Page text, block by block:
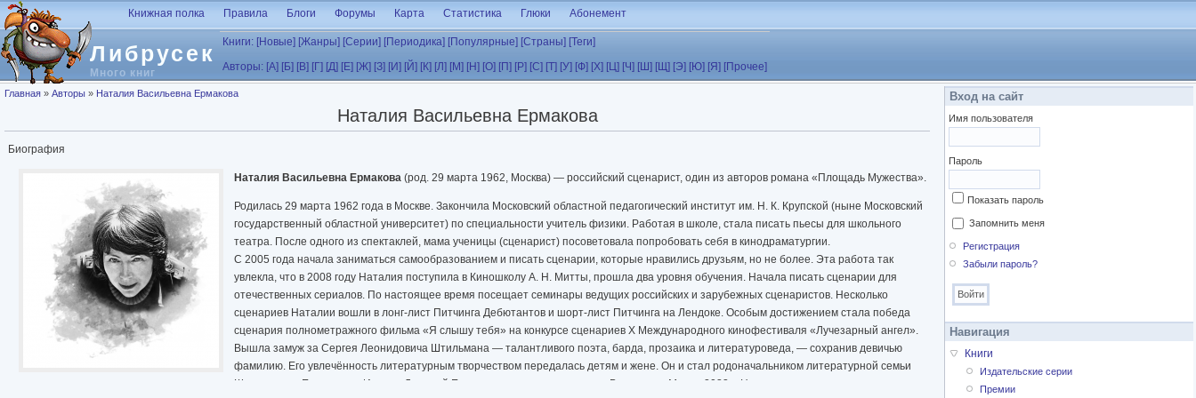
Перейти к основному содержанию
Либрусек
Много книг
Книжная полка Правила Блоги Форумы Карта Статистика Глюки Абонемент
Книги: [Новые] [Жанры] [Серии] [Периодика] [Популярные] [Страны] [Теги]
Авторы: [А] [Б] [В] [Г] [Д] [Е] [Ж] [З] [И] [Й] [К] [Л] [М] [Н] [О] [П] [Р] [С] [Т] [У] [Ф] [Х] [Ц] [Ч] [Ш] [Щ] [Э] [Ю] [Я] [Прочее]
Вы здесь
Главная » Авторы » Наталия Васильевна Ермакова
Наталия Васильевна Ермакова
Биография
Наталия Васильевна Ермакова (род. 29 марта 1962, Москва) — российский сценарист, один из авторов романа «Площадь Мужества».
Родилась 29 марта 1962 года в Москве. Закончила Московский областной педагогический институт им. Н. К. Крупской (ныне Московский
государственный областной университет) по специальности учитель физики. Работая в школе, стала писать пьесы для школьного
театра. После одного из спектаклей, мама ученицы (сценарист) посоветовала попробовать себя в кинодраматургии.
С 2005 года начала заниматься самообразованием и писать сценарии, которые нравились друзьям, но не более. Эта работа так
увлекла, что в 2008 году Наталия поступила в Киношколу А. Н. Митты, прошла два уровня обучения. Начала писать сценарии для
отечественных сериалов. По настоящее время посещает семинары ведущих российских и зарубежных сценаристов. Несколько
сценариев Наталии вошли в лонг-лист Питчинга Дебютантов и шорт-лист Питчинга на Лендоке. Особым достижением стала победа
сценария полнометражного фильма «Я слышу тебя» на конкурсе сценариев Х Международного кинофестиваля «Лучезарный ангел».
Вышла замуж за Сергея Леонидовича Штильмана — талантливого поэта, барда, прозаика и литературоведа, — сохранив девичью
фамилию. Его увлечённость литературным творчеством передалась детям и жене. Он и стал родоначальником литературной семьи
Штильманов-Ермаковых. Их сын, Дмитрий Ермаков, стал автором серии «Вселенная Метро 2033». Наталия присоединилась к нему на
Вход на сайт
Имя пользователя
Пароль
Показать пароль
Запомнить меня
Регистрация
Забыли пароль?
Навигация
Книги
Издательские серии
Премии